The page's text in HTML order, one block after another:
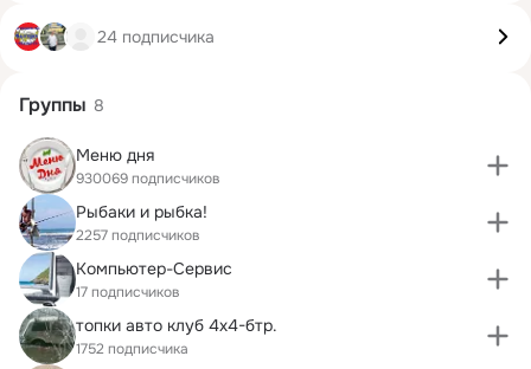
24 подписчика
Группы 8
Меню дня
930069 подписчиков
Рыбаки и рыбка!
2257 подписчиков
Компьютер-Сервис
17 подписчиков
топки авто клуб 4х4-бтр.
1752 подписчика